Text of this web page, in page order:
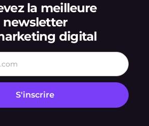
la meilleure
newsletter
digital